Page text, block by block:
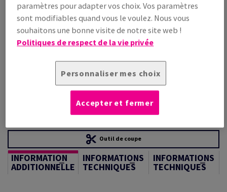
LIVRAISON PRÉVUE LE 10/08/2026
Guide des quantités
paquet(s)
Outil de coupe
INFORMATION
ADDITIONNELLE
INFORMATIONS
TECHNIQUES
INFORMATIONS
TECHNIQUES
paramètres pour adapter vos choix. Vos paramètres
sont modifiables quand vous le voulez. Nous vous
souhaitons une bonne visite de notre site web !
Politiques de respect de la vie privée
Personnaliser mes choix
Accepter et fermer